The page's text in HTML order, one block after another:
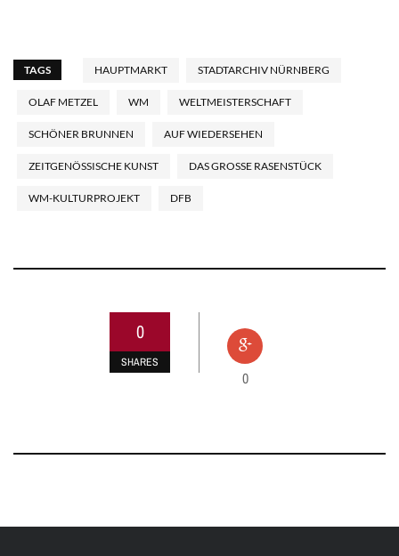
TAGS HAUPTMARKT STADTARCHIV NÜRNBERG
OLAF METZEL WM WELTMEISTERSCHAFT
SCHÖNER BRUNNEN AUF WIEDERSEHEN
ZEITGENÖSSISCHE KUNST DAS GROSSE RASENSTÜCK
WM-KULTURPROJEKT DFB
0
SHARES
0